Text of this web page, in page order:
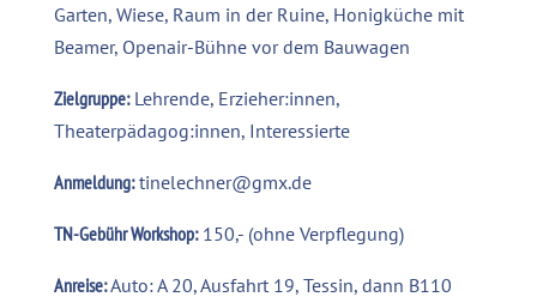
Garten, Wiese, Raum in der Ruine, Honigküche mit
Beamer, Openair-Bühne vor dem Bauwagen
Zielgruppe:Lehrende, Erzieher:innen,
Theaterpädagog:innen, Interessierte
Anmeldung:tinelechner@gmx.de
TN-Gebühr Workshop:150,- (ohne Verpflegung)
Anreise:Auto: A 20, Ausfahrt 19, Tessin, dann B110